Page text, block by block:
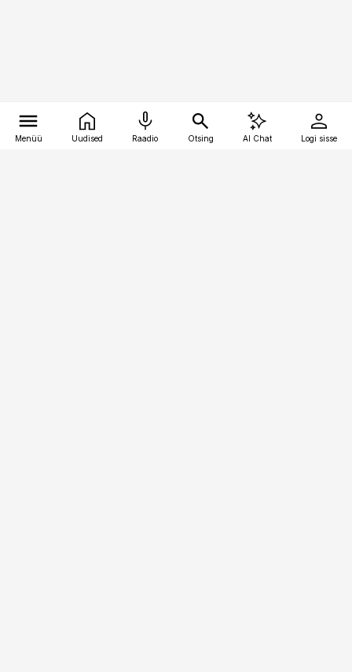
Menüü Uudised Raadio Otsing AI Chat Logi sisse